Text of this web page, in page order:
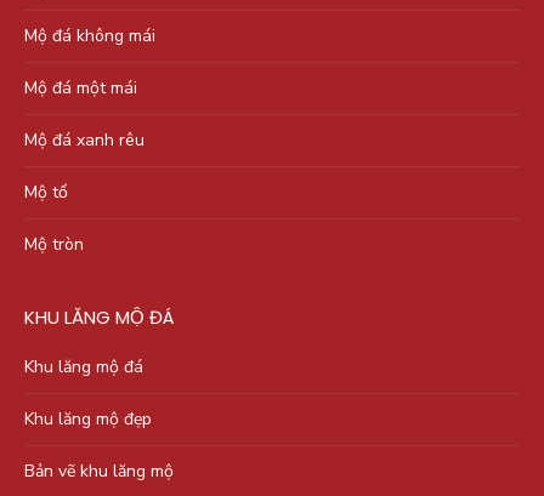
Mộ đá không mái
Mộ đá một mái
Mộ đá xanh rêu
Mộ tổ
Mộ tròn
KHU LĂNG MỘ ĐÁ
Khu lăng mộ đá
Khu lăng mộ đẹp
Bản vẽ khu lăng mộ